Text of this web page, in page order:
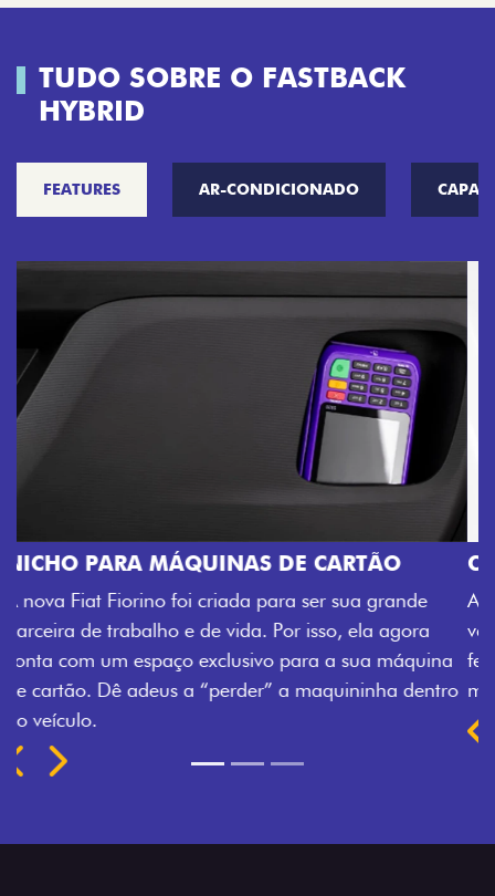
TUDO SOBRE O FASTBACK
HYBRID
FEATURES AR-CONDICIONADO
CHAVE COM TELECOMANDO
Agora, a chave da sua nova Fiorino pode abrir o
veículo também à distância, e não mais somente
fechadura. São detalhes como esse que trazem
mais fluidez para o seu dia de trabalho.
Previous